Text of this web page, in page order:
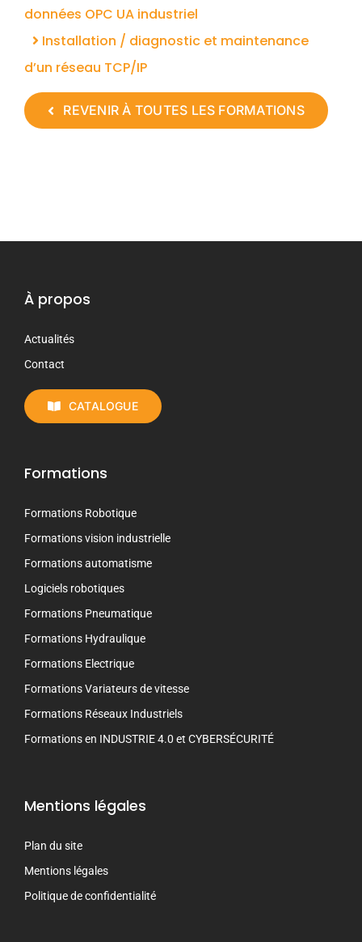
données OPC UA industriel
Installation / diagnostic et maintenance
d’un réseau TCP/IP
REVENIR À TOUTES LES FORMATIONS
À propos
Actualités
Contact
CATALOGUE
Formations
Formations Robotique
Formations vision industrielle
Formations automatisme
Logiciels robotiques
Formations Pneumatique
Formations Hydraulique
Formations Electrique
Formations Variateurs de vitesse
Formations Réseaux Industriels
Formations en INDUSTRIE 4.0 et CYBERSÉCURITÉ
Mentions légales
Plan du site
Mentions légales
Politique de confidentialité